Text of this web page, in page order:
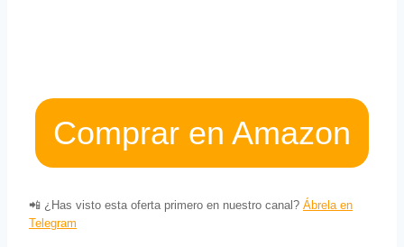
Comprar en Amazon
📲 ¿Has visto esta oferta primero en nuestro canal? Ábrela en
Telegram